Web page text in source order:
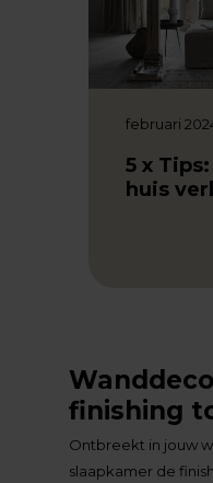
februari
5 x
huis
finishing
Ontbreekt in jouw
slaapkamer de